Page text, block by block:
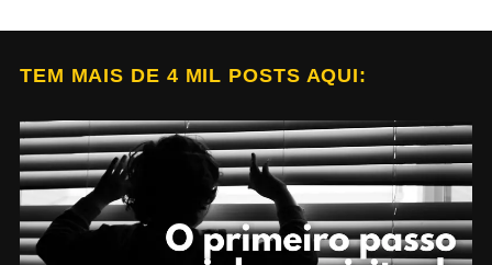
TEM MAIS DE 4 MIL POSTS AQUI: